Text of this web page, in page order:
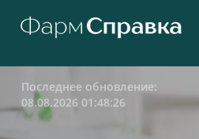
Последнее обновление:
08.08.2026 01:48:26